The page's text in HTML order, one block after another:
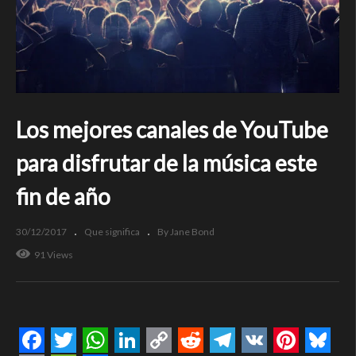
Los mejores canales de YouTube
para disfrutar de la música este
fin de año
30/12/2017 Que significa
By Jane Bond
91 Views